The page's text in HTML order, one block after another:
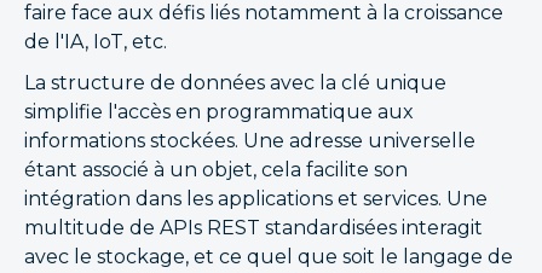
faire face aux défis liés notamment à la croissance
de l'IA, IoT, etc.
La structure de données avec la clé unique
simplifie l'accès en programmatique aux
informations stockées. Une adresse universelle
étant associé à un objet, cela facilite son
intégration dans les applications et services. Une
multitude de APIs REST standardisées interagit
avec le stockage, et ce quel que soit le langage de